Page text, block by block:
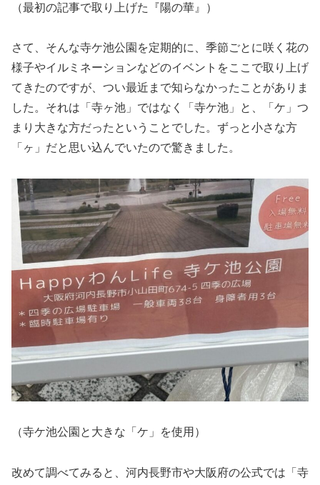
（最初の記事で取り上げた『陽の華』）
さて、そんな寺ケ池公園を定期的に、季節ごとに咲く花の
様子やイルミネーションなどのイベントをここで取り上げ
てきたのですが、つい最近まで知らなかったことがありま
した。それは「寺ヶ池」ではなく「寺ケ池」と、「ケ」つ
まり大きな方だったということでした。ずっと小さな方
「ヶ」だと思い込んでいたので驚きました。
（寺ケ池公園と大きな「ケ」を使用）
改めて調べてみると、河内長野市や大阪府の公式では「寺